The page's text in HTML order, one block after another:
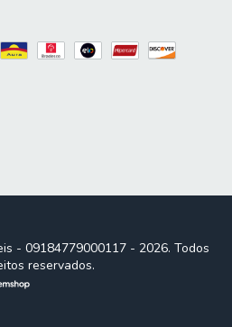
- 09184779000117 - 2026. Todos
reservados.